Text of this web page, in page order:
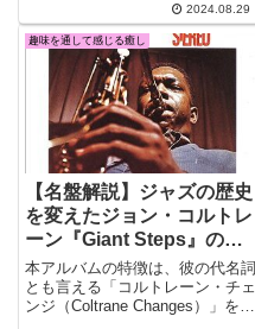
かれたこの時代、多くの革新的な
アーティストたちが登場しまし
た。マイルス・デイヴィスもその
一人であり、彼の音楽的冒険と探
求は、ジャズの未来を大きく切り
開きました。
2024.08.29
趣味を通して感じる癒し
【名盤解説】ジャズの歴史
を変えたジョン・コルトレ
ーン『Giant Steps』の魅
力と全曲レビュー
本アルバムの特徴は、彼の代名詞
とも言える「コルトレーン・チェ
ンジ（Coltrane Changes）」を全